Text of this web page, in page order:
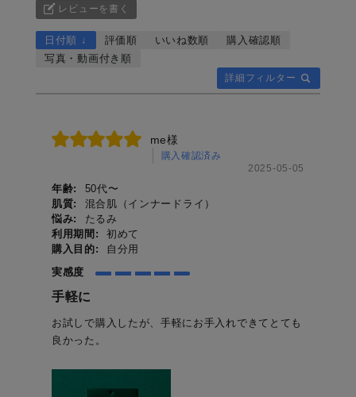
レビューを書く
詳細フィルター
日付順 ↓ 評価順 いいね数順
購入確認順
写真・動画付き順
me様
購入確認済み
2025-05-05
年齢:
50代〜
肌質:
混合肌（インナードライ）
悩み:
たるみ
利用期間:
初めて
購入目的:
自分用
実感度
手軽に
お試しで購入したが、手軽にお手入れできてとても
良かった。